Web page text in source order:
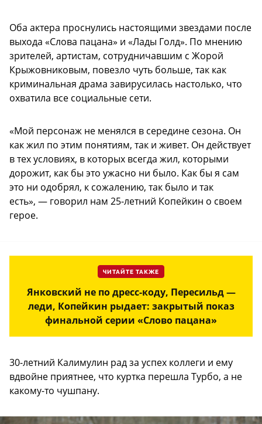
Оба актера проснулись настоящими звездами после
выхода «Слова пацана» и «Лады Голд». По мнению
зрителей, артистам, сотрудничавшим с Жорой
Крыжовниковым, повезло чуть больше, так как
криминальная драма завирусилась настолько, что
охватила все социальные сети.
«Мой персонаж не менялся в середине сезона. Он
как жил по этим понятиям, так и живет. Он действует
в тех условиях, в которых всегда жил, которыми
дорожит, как бы это ужасно ни было. Как бы я сам
это ни одобрял, к сожалению, так было и так
есть», — говорил нам 25-летний Копейкин о своем
герое.
ЧИТАЙТЕ ТАКЖЕ
Янковский не по дресс-коду, Пересильд —
леди, Копейкин рыдает: закрытый показ
финальной серии «Слово пацана»
30-летний Калимулин рад за успех коллеги и ему
вдвойне приятнее, что куртка перешла Турбо, а не
какому-то чушпану.